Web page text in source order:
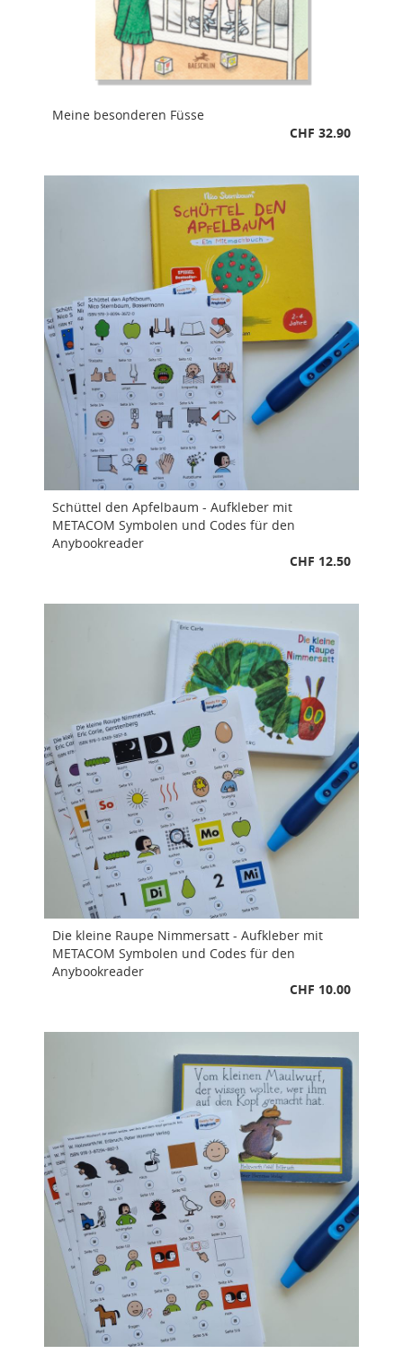
Meine besonderen Füsse
CHF 32.90
Schüttel den Apfelbaum - Aufkleber mit
METACOM Symbolen und Codes für den
Anybookreader
CHF 12.50
Die kleine Raupe Nimmersatt - Aufkleber mit
METACOM Symbolen und Codes für den
Anybookreader
CHF 10.00